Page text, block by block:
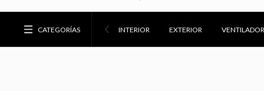
CATEGORÍAS INTERIOR EXTERIOR